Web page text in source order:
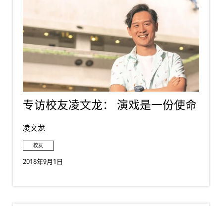
专访校友凌文龙： 演戏是一份使命
凌文龙
校友
2018年9月1日